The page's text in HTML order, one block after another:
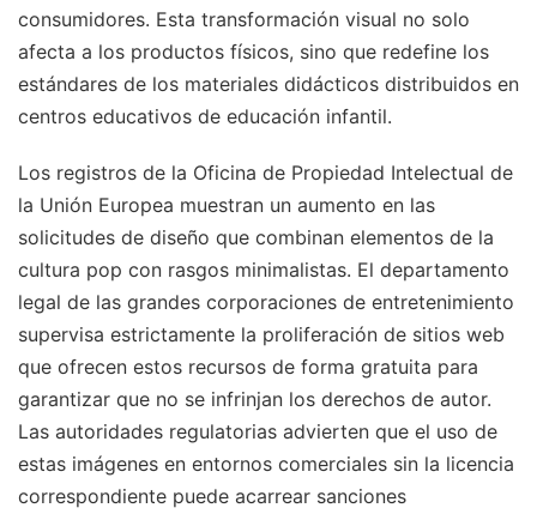
consumidores. Esta transformación visual no solo
afecta a los productos físicos, sino que redefine los
estándares de los materiales didácticos distribuidos en
centros educativos de educación infantil.
Los registros de la Oficina de Propiedad Intelectual de
la Unión Europea muestran un aumento en las
solicitudes de diseño que combinan elementos de la
cultura pop con rasgos minimalistas. El departamento
legal de las grandes corporaciones de entretenimiento
supervisa estrictamente la proliferación de sitios web
que ofrecen estos recursos de forma gratuita para
garantizar que no se infrinjan los derechos de autor.
Las autoridades regulatorias advierten que el uso de
estas imágenes en entornos comerciales sin la licencia
correspondiente puede acarrear sanciones